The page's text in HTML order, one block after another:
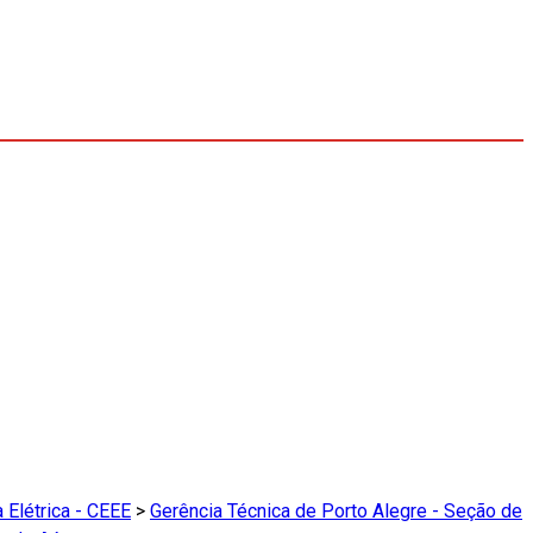
- CEEE > Gerência Técnica de Porto Alegre - Seção de